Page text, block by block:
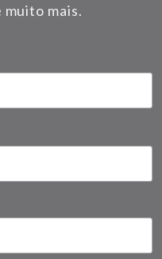
mais.